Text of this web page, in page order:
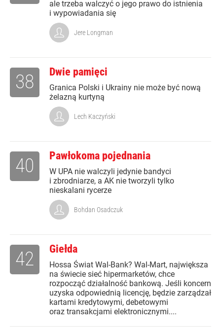
ale trzeba walczyć o jego prawo do istnienia
i wypowiadania się
Jere Longman
Dwie pamięci
Granica Polski i Ukrainy nie może być nową
żelazną kurtyną
38
Lech Kaczyński
Pawłokoma pojednania
W UPA nie walczyli jedynie bandyci
i zbrodniarze, a AK nie tworzyli tylko
nieskalani rycerze
40
Bohdan Osadczuk
Giełda
Hossa Świat Wal-Bank? Wal-Mart, największa
na świecie sieć hipermarketów, chce
rozpocząć działalność bankową. Jeśli koncern
uzyska odpowiednią licencję, będzie zarządzał
kartami kredytowymi, debetowymi
oraz transakcjami elektronicznymi....
42